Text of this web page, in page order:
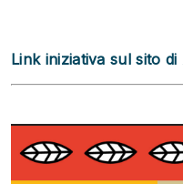
Link iniziativa sul sito di